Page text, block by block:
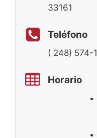
33161
Teléfono
( 248) 574-
Horario